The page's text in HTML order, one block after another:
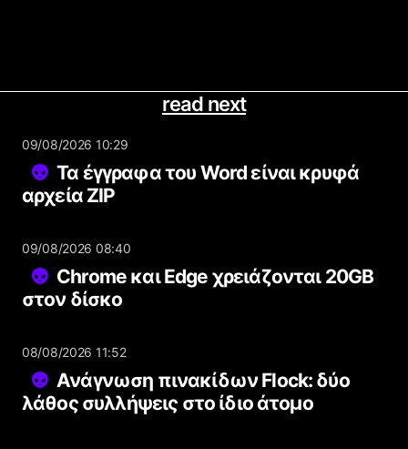
read next
09/08/2026 10:29
Τα έγγραφα του Word είναι κρυφά
αρχεία ZIP
09/08/2026 08:40
Chrome και Edge χρειάζονται 20GB
στον δίσκο
08/08/2026 11:52
Ανάγνωση πινακίδων Flock: δύο
λάθος συλλήψεις στο ίδιο άτομο